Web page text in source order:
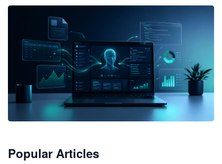
JimoClaw 桌面 AI Agent 工作台
Popular Articles